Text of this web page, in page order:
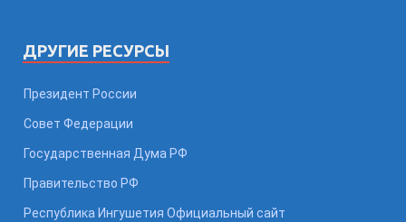
ДРУГИЕ РЕСУРСЫ
Президент России
Совет Федерации
Государственная Дума РФ
Правительство РФ
Республика Ингушетия Официальный сайт